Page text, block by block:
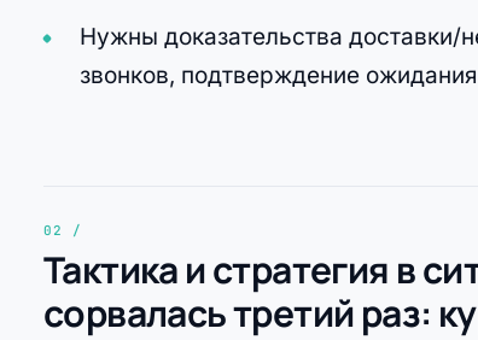
Нужны доказательства доставки/
звонков, подтверждение
Тактика и стратегия в
сорвалась третий раз: